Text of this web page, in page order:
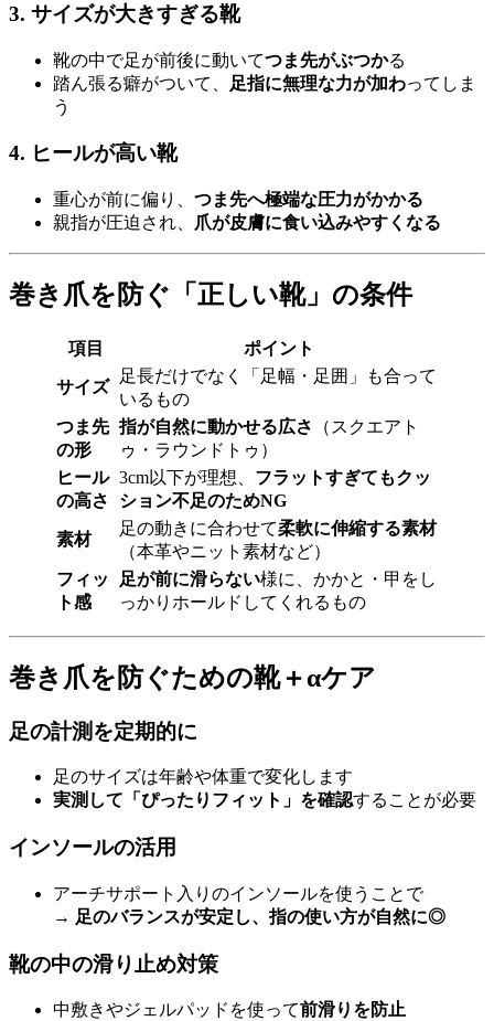
3. サイズが大きすぎる靴
靴の中で足が前後に動いてつま先がぶつかる
踏ん張る癖がついて、
足指に無理な力が加わってしま
う
4. ヒールが高い靴
重心が前に偏り、 つま先へ極端な圧力がかかる
親指が圧迫され、
爪が皮膚に食い込みやすくなる
巻き爪を防ぐ「正しい靴」の条件
項目 ポイント
サイズ
足長だけでなく「足幅・足囲」も合って
いるもの
つま先
の形
指が自然に動かせる広さ
（スクエアト
ゥ・ラウンドトゥ）
ヒール
の高さ
3cm以下が理想、 フラットすぎてもクッ
ション不足のためNG
素材
足の動きに合わせて柔軟に伸縮する素材
（本革やニット素材など）
フィッ
ト感
足が前に滑らない様に、かかと・甲をし
っかりホールドしてくれるもの
巻き爪を防ぐための靴＋αケア
足の計測を定期的に
足のサイズは年齢や体重で変化します
実測して「ぴったりフィット」を確認することが必要
インソールの活用
アーチサポート入りのインソールを使うことで
→ 足のバランスが安定し、指の使い方が自然に◎
靴の中の滑り止め対策
中敷きやジェルパッドを使って前滑りを防止